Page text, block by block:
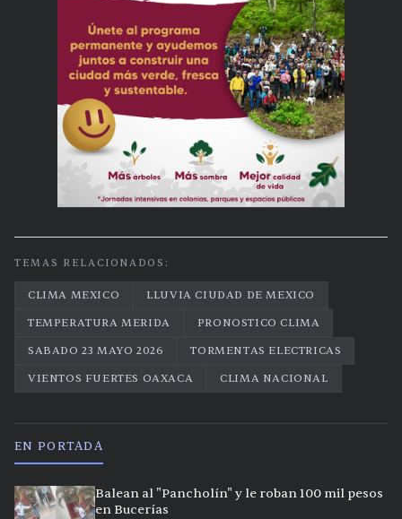
TEMAS RELACIONADOS:
CLIMA MEXICO
LLUVIA CIUDAD DE MEXICO
TEMPERATURA MERIDA
PRONOSTICO CLIMA
SABADO 23 MAYO 2026
TORMENTAS ELECTRICAS
VIENTOS FUERTES OAXACA
CLIMA NACIONAL
EN PORTADA
Balean al "Pancholín" y le roban 100 mil pesos
en Bucerías